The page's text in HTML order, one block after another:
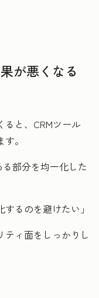
が悪くなる
ると、CRMツール
。
る部分を均一化した
るのを避けたい」
ティ面をしっかりし